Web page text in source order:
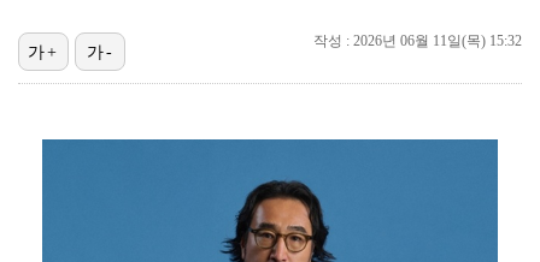
대한축구협회의 '심판 성접대'…최악의 경우 런던 올림픽…
폭발물 지킨 안보현, '악마 교관' 정은채와 재회(재벌…
'1라운드 115위' 김민별, 2라운드 7타 줄이며 7…
작성 : 2026년 06월 11일(목) 15:32
가+ 가-